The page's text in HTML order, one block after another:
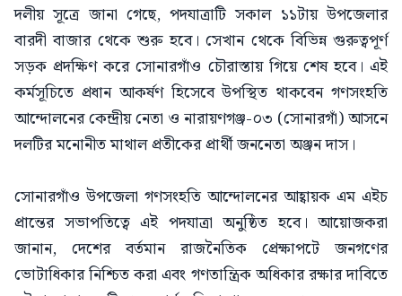
দলীয় সূত্রে জানা গেছে, পদযাত্রাটি সকাল ১১টায় উপজেলার
বারদী বাজার থেকে শুরু হবে। সেখান থেকে বিভিন্ন গুরুত্বপূর্ণ
সড়ক প্রদক্ষিণ করে সোনারগাঁও চৌরাস্তায় গিয়ে শেষ হবে। এই
কর্মসূচিতে প্রধান আকর্ষণ হিসেবে উপস্থিত থাকবেন গণসংহতি
আন্দোলনের কেন্দ্রীয় নেতা ও নারায়ণগঞ্জ-০৩ (সোনারগাঁ) আসনে
দলটির মনোনীত মাথাল প্রতীকের প্রার্থী জননেতা অঞ্জন দাস।
সোনারগাঁও উপজেলা গণসংহতি আন্দোলনের আহ্বায়ক এম এইচ
প্রান্তের সভাপতিত্বে এই পদযাত্রা অনুষ্ঠিত হবে। আয়োজকরা
জানান, দেশের বর্তমান রাজনৈতিক প্রেক্ষাপটে জনগণের
ভোটাধিকার নিশ্চিত করা এবং গণতান্ত্রিক অধিকার রক্ষার দাবিতে